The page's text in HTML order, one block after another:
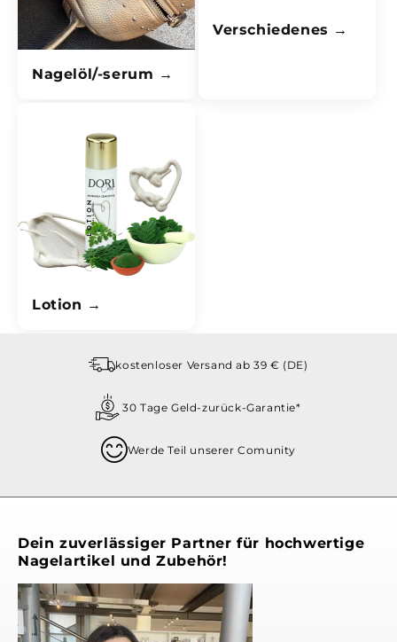
Nagelöl/-serum
Verschiedenes
Lotion
kostenloser Versand ab 39 € (DE)
30 Tage Geld-zurück-Garantie*
Werde Teil unserer Comunity
Dein zuverlässiger Partner für hochwertige
Nagelartikel und Zubehör!